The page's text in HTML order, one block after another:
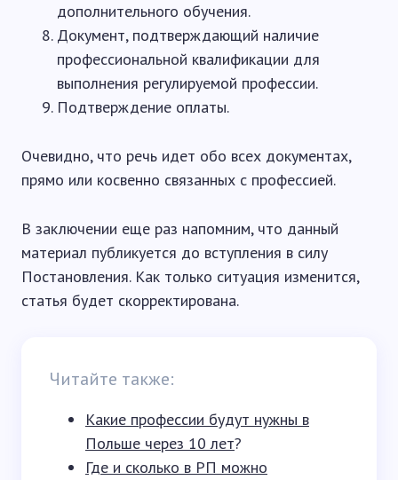
дополнительного обучения.
Документ, подтверждающий наличие
профессиональной квалификации для
выполнения регулируемой профессии.
Подтверждение оплаты.
Очевидно, что речь идет обо всех документах,
прямо или косвенно связанных с профессией.
В заключении еще раз напомним, что данный
материал публикуется до вступления в силу
Постановления. Как только ситуация изменится,
статья будет скорректирована.
Читайте также:
Какие профессии будут нужны в
Польше через 10 лет?
Где и сколько в РП можно